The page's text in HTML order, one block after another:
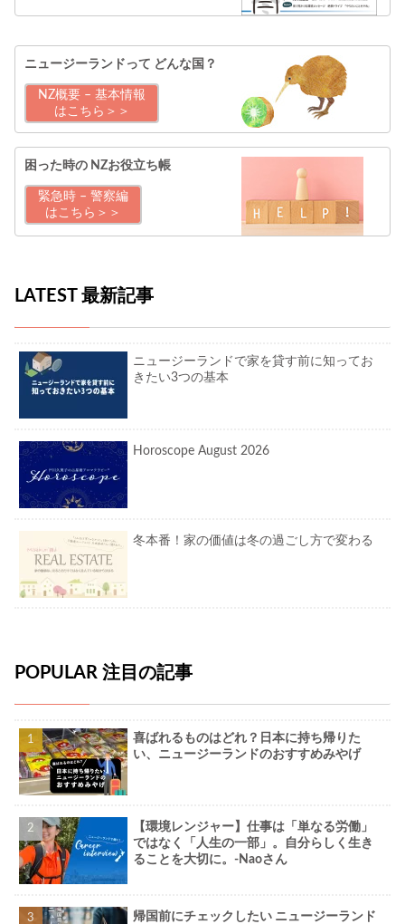
ニュージーランドって どんな国？
NZ概要 – 基本情報
はこちら＞＞
困った時の NZお役立ち帳
緊急時 – 警察編
はこちら＞＞
LATEST 最新記事
ニュージーランドで家を貸す前に知ってお
きたい3つの基本
Horoscope August 2026
冬本番！家の価値は冬の過ごし方で変わる
POPULAR 注目の記事
喜ばれるものはどれ？日本に持ち帰りた
い、ニュージーランドのおすすめみやげ
【環境レンジャー】仕事は「単なる労働」
ではなく「人生の一部」。自分らしく生き
ることを大切に。-Naoさん
帰国前にチェックしたい ニュージーランド